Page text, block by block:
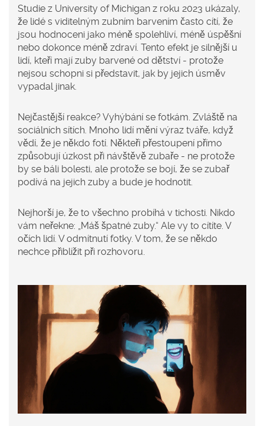
Studie z University of Michigan z roku 2023 ukázaly,
že lidé s viditelným zubním barvením často cítí, že
jsou hodnoceni jako méně spolehliví, méně úspěšní
nebo dokonce méně zdraví. Tento efekt je silnější u
lidí, kteří mají zuby barvené od dětství - protože
nejsou schopni si představit, jak by jejich úsměv
vypadal jinak.
Nejčastější reakce? Vyhýbání se fotkám. Zvláště na
sociálních sítích. Mnoho lidí mění výraz tváře, když
vědí, že je někdo fotí. Někteří přestoupení přímo
způsobují úzkost při návštěvě zubaře - ne protože
by se báli bolesti, ale protože se bojí, že se zubař
podívá na jejich zuby a bude je hodnotit.
Nejhorší je, že to všechno probíhá v tichosti. Nikdo
vám neřekne: „Máš špatné zuby.“ Ale vy to cítíte. V
očích lidí. V odmítnutí fotky. V tom, že se někdo
nechce přiblížit při rozhovoru.